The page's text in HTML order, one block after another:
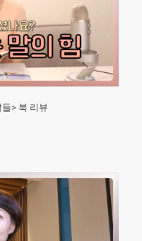
> 북 리뷰